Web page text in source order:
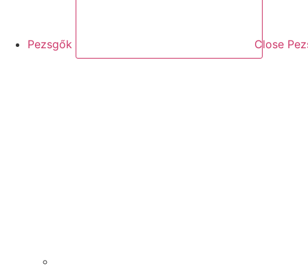
Pezsgők Close